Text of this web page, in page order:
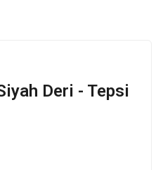
Deri - Tepsi